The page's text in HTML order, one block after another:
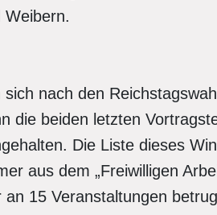
Weibern.
nach den
die beiden letzten
Die Liste dieses
aus dem „Freiwilligen
15 Veranstaltungen